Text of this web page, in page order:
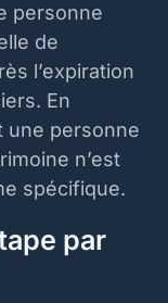
personne
de
l’expiration
En
une personne
n’est
spécifique.
par